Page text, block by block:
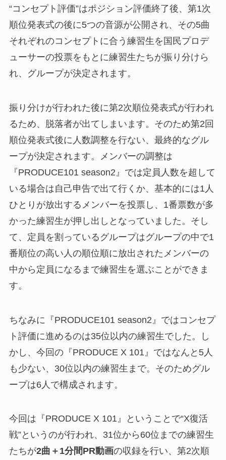
“コンセプト評価”はポジション評価終了後、第1次
順位発表式の後に5つの音源が公開され、その5曲
それぞれのコンセプトに合う練習生を国民プロデ
ューサーの投票をもとに練習生たちが振り分けら
れ、グループが決定されます。
振り分けが行われた後に第2次順位発表式が行われ
るため、脱落者が出てしまいます。そのため第2回
順位発表式後に人数調整を行ない、最終的なグル
ープが決定されます。メンバーの調整は
『PRODUCE101 season2』では定員人数を超して
いる場合は自己申告で出て行くか、基本的には1人
ひとりが放出するメンバーを投票し、1番票数が多
かった練習生が押し出しとなっていました。そし
て、定員を割っているグループはグループの中で1
番順位の高い人の順位順に放出されたメンバーの
中から定員になるまで練習生を選ぶことができま
す。
ちなみに『PRODUCE101 season2』ではコンセプ
ト評価に進めるのは35位以内の練習生でした。し
かし、今回の『PRODUCE X 101』ではなんと5人
も少ない、30位以内の練習生まで。そのためグル
ープは6人で構成されます。
今回は『PRODUCE X 101』ということで“X復活
戦”というのが行われ、31位から60位までの練習生
たちが2曲＋1分間PR動画の収録を行い、第2次順